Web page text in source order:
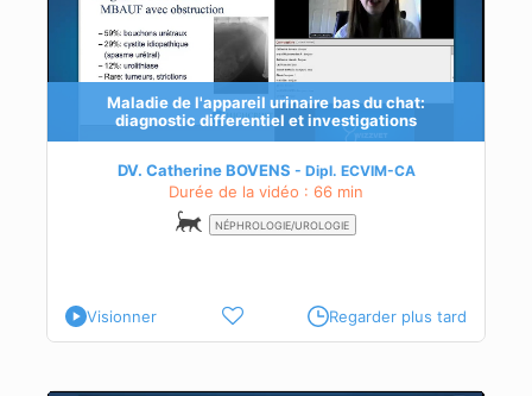
Maladie de l'appareil urinaire bas du chat:
diagnostic differentiel et investigations
DV. Catherine BOVENS Dipl. ECVIM-CA
Durée de la vidéo : 66 min
NÉPHROLOGIE/UROLOGIE
Visionner Regarder plus tard